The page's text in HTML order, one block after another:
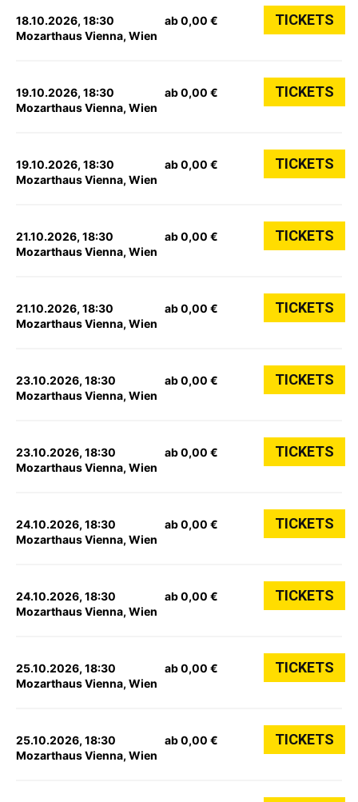
18.10.2026, 18:30
Mozarthaus Vienna, Wien
ab 0,00 € TICKETS
19.10.2026, 18:30
Mozarthaus Vienna, Wien
ab 0,00 € TICKETS
19.10.2026, 18:30
Mozarthaus Vienna, Wien
ab 0,00 € TICKETS
21.10.2026, 18:30
Mozarthaus Vienna, Wien
ab 0,00 € TICKETS
21.10.2026, 18:30
Mozarthaus Vienna, Wien
ab 0,00 € TICKETS
23.10.2026, 18:30
Mozarthaus Vienna, Wien
ab 0,00 € TICKETS
23.10.2026, 18:30
Mozarthaus Vienna, Wien
ab 0,00 € TICKETS
24.10.2026, 18:30
Mozarthaus Vienna, Wien
ab 0,00 € TICKETS
24.10.2026, 18:30
Mozarthaus Vienna, Wien
ab 0,00 € TICKETS
25.10.2026, 18:30
Mozarthaus Vienna, Wien
ab 0,00 € TICKETS
25.10.2026, 18:30
Mozarthaus Vienna, Wien
ab 0,00 € TICKETS